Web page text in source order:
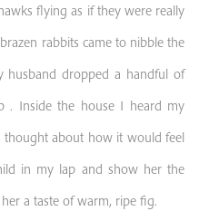
flying as if they were really
rabbits came to nibble the
husband dropped a handful of
. Inside the house I heard my
thought about how it would feel
in my lap and show her the
a taste of warm, ripe fig.